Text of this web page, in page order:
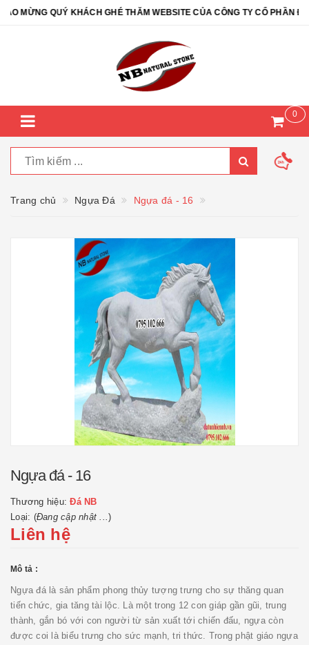
MỪNG QUÝ KHÁCH GHÉ THĂM WEBSITE CỦA CÔNG TY CỔ PHẦN ĐÁ
0
Trang chủ Ngựa Đá Ngựa đá - 16
Ngựa đá - 16
Thương hiệu:Đá NB
Loại: (Đang cập nhật ...)
Liên hệ
Mô tả :
Ngựa đá là sản phẩm phong thủy tượng trưng cho sự thăng quan
tiến chức, gia tăng tài lộc. Là một trong 12 con giáp gần gũi, trung
thành, gắn bó với con người từ sản xuất tới chiến đấu, ngựa còn
được coi là biểu trưng cho sức mạnh, tri thức. Trong phật giáo ngựa